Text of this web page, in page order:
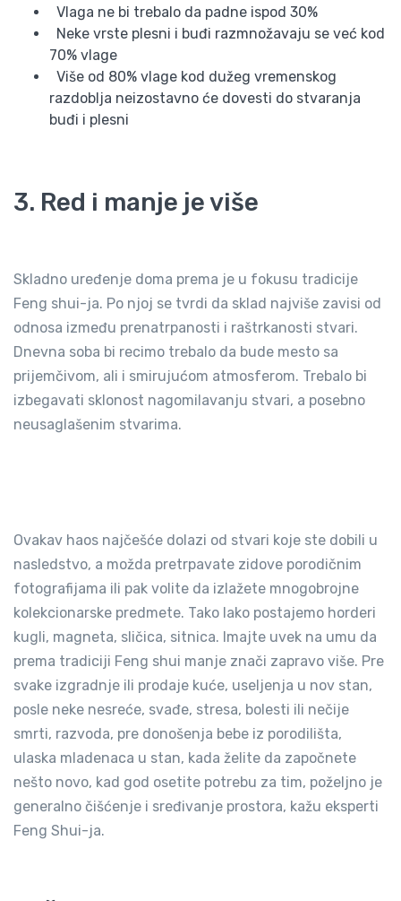
Vlaga ne bi trebalo da padne ispod 30%
Neke vrste plesni i buđi razmnožavaju se već kod
70% vlage
Više od 80% vlage kod dužeg vremenskog
razdoblja neizostavno će dovesti do stvaranja
buđi i plesni
3. Red i manje je više
Skladno uređenje doma prema je u fokusu tradicije
Feng shui-ja. Po njoj se tvrdi da sklad najviše zavisi od
odnosa između prenatrpanosti i raštrkanosti stvari.
Dnevna soba bi recimo trebalo da bude mesto sa
prijemčivom, ali i smirujućom atmosferom. Trebalo bi
izbegavati sklonost nagomilavanju stvari, a posebno
neusaglašenim stvarima.
Ovakav haos najčešće dolazi od stvari koje ste dobili u
nasledstvo, a možda pretrpavate zidove porodičnim
fotografijama ili pak volite da izlažete mnogobrojne
kolekcionarske predmete. Tako lako postajemo horderi
kugli, magneta, sličica, sitnica. Imajte uvek na umu da
prema tradiciji Feng shui manje znači zapravo više. Pre
svake izgradnje ili prodaje kuće, useljenja u nov stan,
posle neke nesreće, svađe, stresa, bolesti ili nečije
smrti, razvoda, pre donošenja bebe iz porodilišta,
ulaska mladenaca u stan, kada želite da započnete
nešto novo, kad god osetite potrebu za tim, poželjno je
generalno čišćenje i sređivanje prostora, kažu eksperti
Feng Shui-ja.